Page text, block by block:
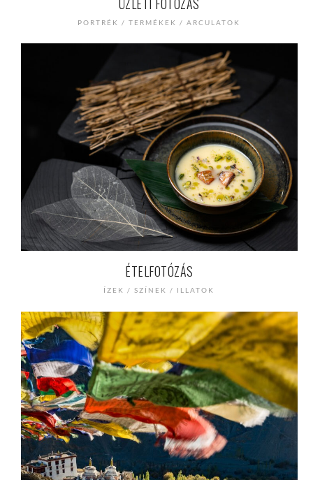
PORTRÉK / TERMÉKEK / ARCULATOK
ÉTELFOTÓZÁS
ÍZEK / SZÍNEK / ILLATOK